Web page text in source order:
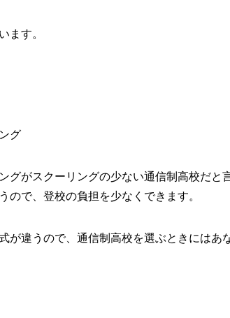
ます。
グ
グがスクーリングの少ない通信制高校だと
ので、登校の負担を少なくできます。
が違うので、通信制高校を選ぶときにはあ